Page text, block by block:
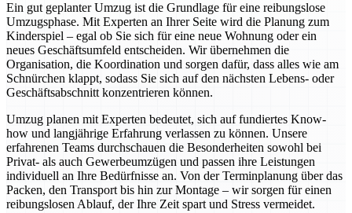
Ein gut geplanter Umzug ist die Grundlage für eine reibungslose
Umzugsphase. Mit Experten an Ihrer Seite wird die Planung zum
Kinderspiel – egal ob Sie sich für eine neue Wohnung oder ein
neues Geschäftsumfeld entscheiden. Wir übernehmen die
Organisation, die Koordination und sorgen dafür, dass alles wie am
Schnürchen klappt, sodass Sie sich auf den nächsten Lebens- oder
Geschäftsabschnitt konzentrieren können.
Umzug planen mit Experten bedeutet, sich auf fundiertes Know-
how und langjährige Erfahrung verlassen zu können. Unsere
erfahrenen Teams durchschauen die Besonderheiten sowohl bei
Privat- als auch Gewerbeumzügen und passen ihre Leistungen
individuell an Ihre Bedürfnisse an. Von der Terminplanung über das
Packen, den Transport bis hin zur Montage – wir sorgen für einen
reibungslosen Ablauf, der Ihre Zeit spart und Stress vermeidet.